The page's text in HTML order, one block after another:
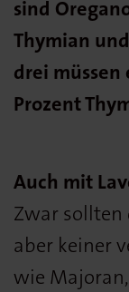
sind
Thymian
drei müssen
Prozent
Auch mit
Zwar sollten
aber keiner
wie